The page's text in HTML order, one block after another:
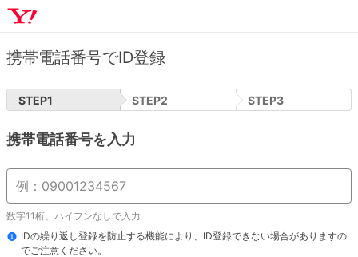
携帯電話番号でID登録
STEP1 STEP2 STEP3
携帯電話番号を入力
数字11桁、ハイフンなしで入力
IDの繰り返し登録を防止する機能により、ID登録できない場合がありますの
でご注意ください。